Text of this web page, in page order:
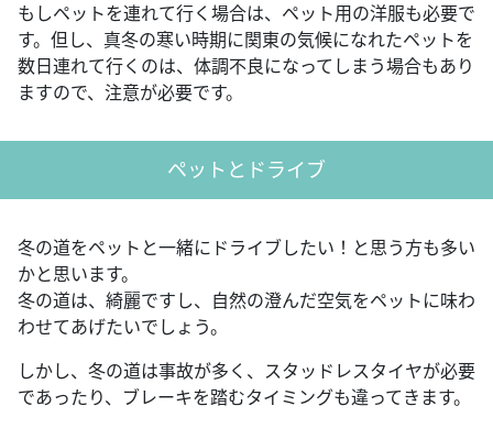
もしペットを連れて行く場合は、ペット用の洋服も必要で
す。但し、真冬の寒い時期に関東の気候になれたペットを
数日連れて行くのは、体調不良になってしまう場合もあり
ますので、注意が必要です。
ペットとドライブ
冬の道をペットと一緒にドライブしたい！と思う方も多い
かと思います。
冬の道は、綺麗ですし、自然の澄んだ空気をペットに味わ
わせてあげたいでしょう。
しかし、冬の道は事故が多く、スタッドレスタイヤが必要
であったり、ブレーキを踏むタイミングも違ってきます。